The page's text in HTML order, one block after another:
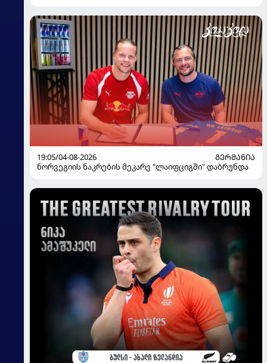
19:05/04-08-2026
ᲒᲔᲠᲛᲐᲜᲘᲐ
ნორვეგიის ნაკრების მეკარე "ლაიფციგში" დაბრუნდა